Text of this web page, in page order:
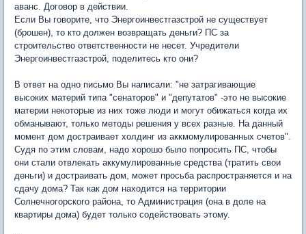
аванс. Договор в действии.
Если Вы говорите, что Энергоинвестгазстрой не существует
(брошен), то кто должен возвращать деньги? ПС за
строительство ответственности не несет. Учредители
Энергоинвестгазстрой, поделитесь кто они?
В ответ на одно письмо Вы написали: "не затрагивающие
высоких материй типа "сенаторов" и "депутатов" -это не высокие
материи некоторые из них тоже люди и могут обижаться когда их
обманывают, только методы решения у всех разные. На данный
момент дом достраивает холдинг из аккмомулированных счетов".
Судя по этим словам, надо хорошо было попросить ПС, чтобы
они стали отвлекать аккумулированные средства (тратить свои
деньги) и достраивать дом, может просьба распространяется и на
сдачу дома? Так как дом находится на территории
Солнечногорского района, то Администрация (она в доле на
квартиры дома) будет только содействовать этому.